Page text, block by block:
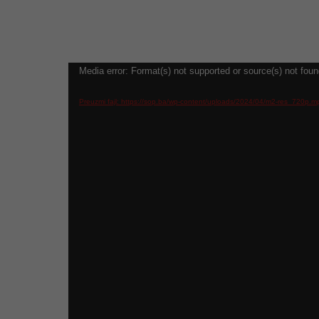
Video
Media error: Format(s) not supported or source(s) not
Preuzmi fajl: https://sop.ba/wp-content/uploads/2024/04/m2-